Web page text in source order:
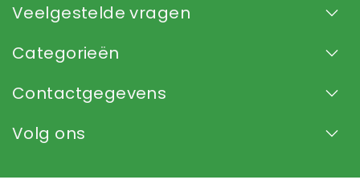
Veelgestelde vragen
Categorieën
Contactgegevens
Volg ons